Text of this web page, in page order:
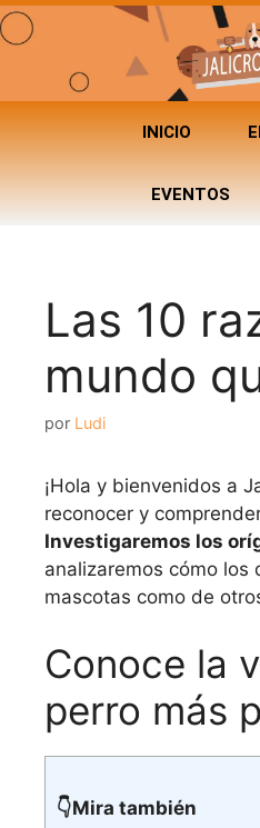
INICIO
EVENTOS
Las 10
mundo
por Ludi
¡Hola y bienvenidos a
reconocer y
Investigaremos los
analizaremos cómo
mascotas como de
Conoce la
perro más
👇Mira también